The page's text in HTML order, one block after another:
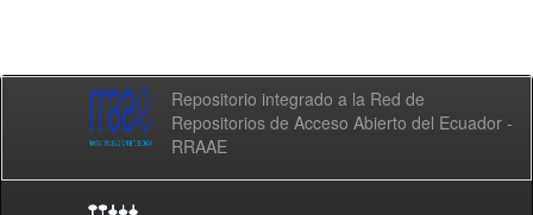
Repositorio integrado a la Red de
Repositorios de Acceso Abierto del Ecuador -
RRAAE